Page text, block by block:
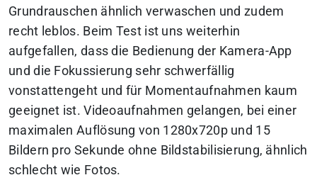
Grundrauschen ähnlich verwaschen und zudem
recht leblos. Beim Test ist uns weiterhin
aufgefallen, dass die Bedienung der Kamera-App
und die Fokussierung sehr schwerfällig
vonstattengeht und für Momentaufnahmen kaum
geeignet ist. Videoaufnahmen gelangen, bei einer
maximalen Auflösung von 1280x720p und 15
Bildern pro Sekunde ohne Bildstabilisierung, ähnlich
schlecht wie Fotos.